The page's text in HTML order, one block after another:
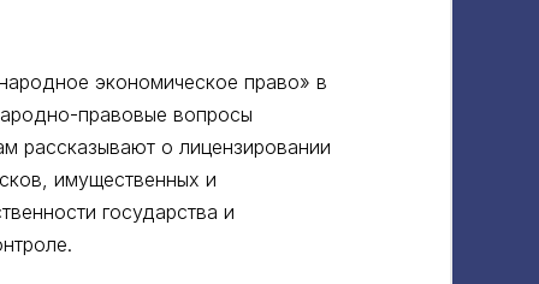
экономическое право» в
правовые вопросы
рассказывают о лицензировании
имущественных и
государства и